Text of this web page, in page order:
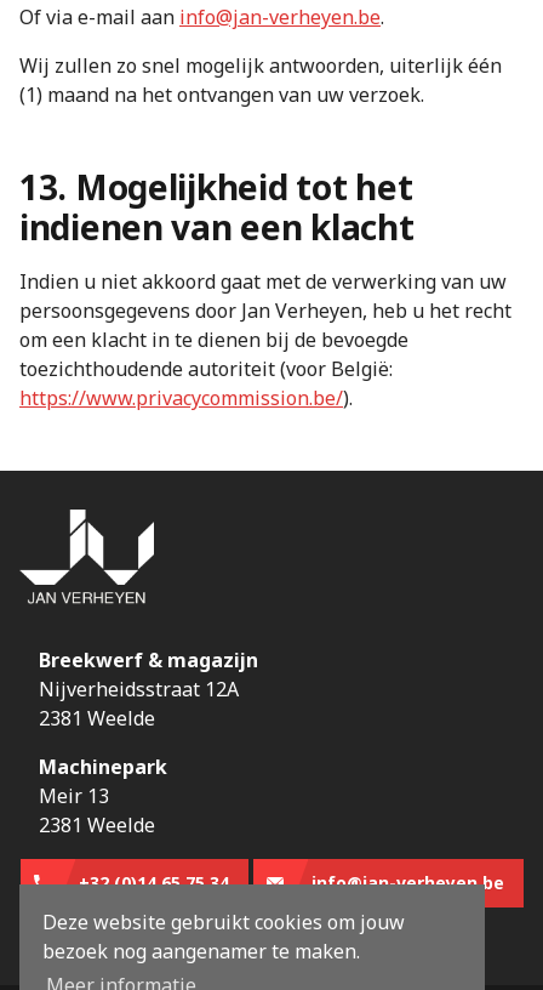
Deze website gebruikt cookies om jouw
bezoek nog aangenamer te maken.
Of via e-mail aan info@jan-verheyen.be.
Wij zullen zo snel mogelijk antwoorden, uiterlijk één
(1) maand na het ontvangen van uw verzoek.
13. Mogelijkheid tot het
indienen van een klacht
Indien u niet akkoord gaat met de verwerking van uw
persoonsgegevens door Jan Verheyen, heb u het recht
om een klacht in te dienen bij de bevoegde
toezichthoudende autoriteit (voor België:
https://www.privacycommission.be/).
Breekwerf & magazijn
Nijverheidsstraat 12A
2381 Weelde
Machinepark
Meir 13
2381 Weelde
+32 (0)14 65 75 34 info@jan-verheyen.be